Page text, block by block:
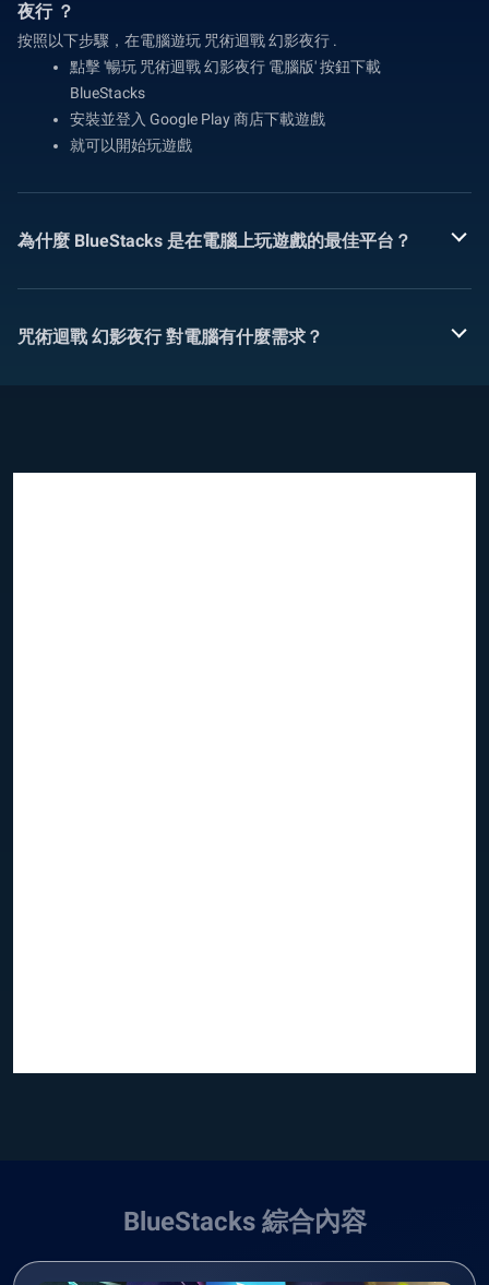
夜行 ？
按照以下步驟，在電腦遊玩 咒術迴戰 幻影夜行 .
點擊 '暢玩 咒術迴戰 幻影夜行 電腦版' 按鈕下載
BlueStacks
安裝並登入 Google Play 商店下載遊戲
就可以開始玩遊戲
為什麼 BlueStacks 是在電腦上玩遊戲的最佳平台？
咒術迴戰 幻影夜行 對電腦有什麼需求？
BlueStacks 綜合內容